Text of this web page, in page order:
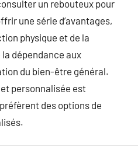
un rebouteux pour
une série d’avantages,
physique et de la
dépendance aux
du bien-être général.
personnalisée est
des options de